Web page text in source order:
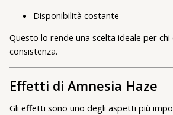
Disponibilità costante
Questo lo rende una scelta ideale per
consistenza.
Effetti di Amnesia Haze
Gli effetti sono uno degli aspetti più